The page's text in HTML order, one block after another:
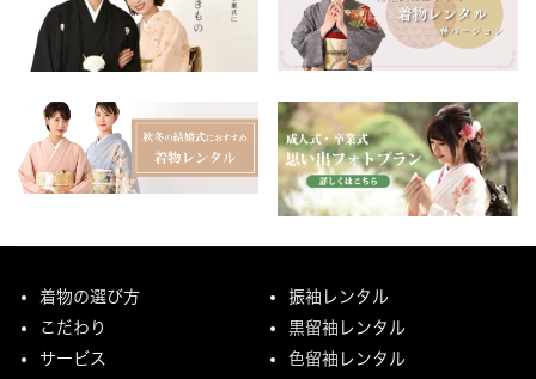
着物の選び方
こだわり
サービス
振袖レンタル
黒留袖レンタル
色留袖レンタル